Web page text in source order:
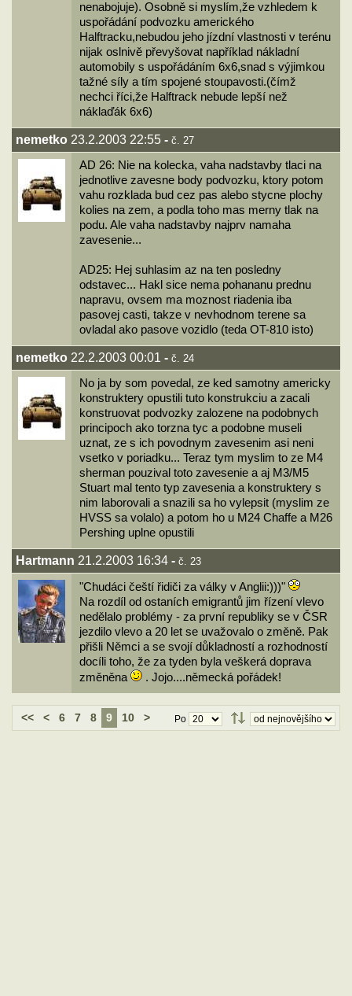
nenabojuje). Osobně si myslím,že vzhledem k
uspořádání podvozku amerického
Halftracku,nebudou jeho jízdní vlastnosti v terénu
nijak oslnivě převyšovat například nákladní
automobily s uspořádáním 6x6,snad s výjimkou
tažné síly a tím spojené stoupavosti.(čímž
nechci říci,že Halftrack nebude lepší než
náklaďák 6x6)
nemetko 23.2.2003 22:55 - č. 27
AD 26: Nie na kolecka, vaha nadstavby tlaci na
jednotlive zavesne body podvozku, ktory potom
vahu rozklada bud cez pas alebo stycne plochy
kolies na zem, a podla toho mas merny tlak na
podu. Ale vaha nadstavby najprv namaha
zavesenie...
AD25: Hej suhlasim az na ten posledny
odstavec... Hakl sice nema pohananu prednu
napravu, ovsem ma moznost riadenia iba
pasovej casti, takze v nevhodnom terene sa
ovladal ako pasove vozidlo (teda OT-810 isto)
nemetko 22.2.2003 00:01 - č. 24
No ja by som povedal, ze ked samotny americky
konstruktery opustili tuto konstrukciu a zacali
konstruovat podvozky zalozene na podobnych
principoch ako torzna tyc a podobne museli
uznat, ze s ich povodnym zavesenim asi neni
vsetko v poriadku... Teraz tym myslim to ze M4
sherman pouzival toto zavesenie a aj M3/M5
Stuart mal tento typ zavesenia a konstruktery s
nim laborovali a snazili sa ho vylepsit (myslim ze
HVSS sa volalo) a potom ho u M24 Chaffe a M26
Pershing uplne opustili
Hartmann 21.2.2003 16:34 - č. 23
"Chudáci čeští řidiči za války v Anglii:)))"
Na rozdíl od ostaních emigrantů jim řízení vlevo
nedělalo problémy - za první republiky se v ČSR
jezdilo vlevo a 20 let se uvažovalo o změně. Pak
přišli Němci a se svojí důkladností a rozhodností
docíli toho, že za tyden byla veškerá doprava
změněna
. Jojo....německá pořádek!
<< < 6 7 8 9 10 > Po